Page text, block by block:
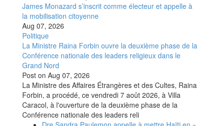
James Monazard s’inscrit comme électeur et appelle à
la mobilisation citoyenne
Aug 07, 2026
Politique
La Ministre Raina Forbin ouvre la deuxième phase de la
Conférence nationale des leaders religieux dans le
Grand Nord
Post on Aug 07, 2026
La Ministre des Affaires Étrangères et des Cultes, Raina
Forbin, a procédé, ce vendredi 7 août 2026, à Villa
Caracol, à l'ouverture de la deuxième phase de la
Conférence nationale des leaders reli